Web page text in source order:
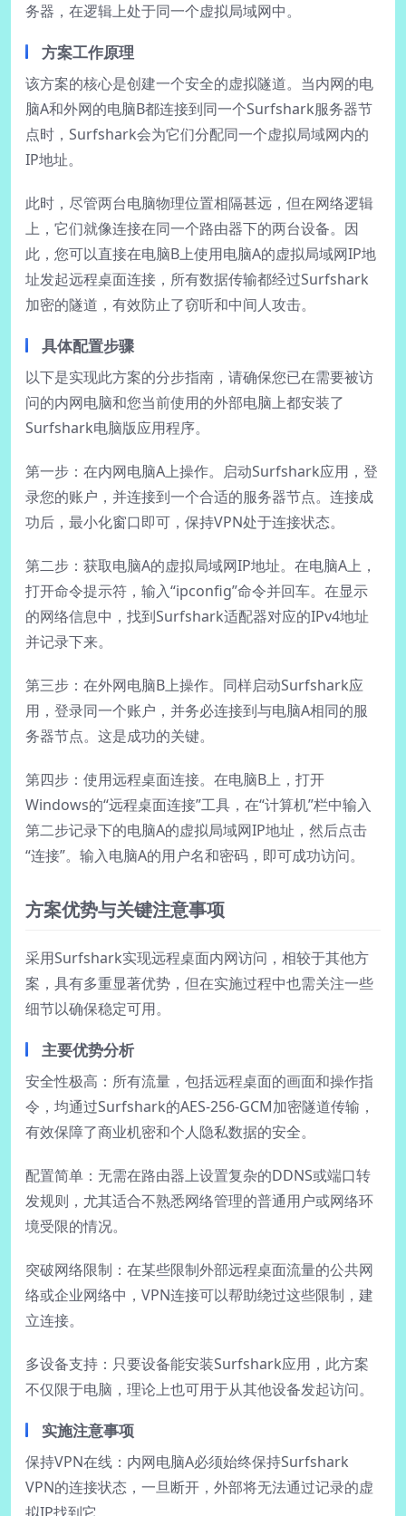
务器，在逻辑上处于同一个虚拟局域网中。
方案工作原理
该方案的核心是创建一个安全的虚拟隧道。当内网的电
脑A和外网的电脑B都连接到同一个Surfshark服务器节
点时，Surfshark会为它们分配同一个虚拟局域网内的
IP地址。
此时，尽管两台电脑物理位置相隔甚远，但在网络逻辑
上，它们就像连接在同一个路由器下的两台设备。因
此，您可以直接在电脑B上使用电脑A的虚拟局域网IP地
址发起远程桌面连接，所有数据传输都经过Surfshark
加密的隧道，有效防止了窃听和中间人攻击。
具体配置步骤
以下是实现此方案的分步指南，请确保您已在需要被访
问的内网电脑和您当前使用的外部电脑上都安装了
Surfshark电脑版应用程序。
第一步：在内网电脑A上操作。启动Surfshark应用，登
录您的账户，并连接到一个合适的服务器节点。连接成
功后，最小化窗口即可，保持VPN处于连接状态。
第二步：获取电脑A的虚拟局域网IP地址。在电脑A上，
打开命令提示符，输入“ipconfig”命令并回车。在显示
的网络信息中，找到Surfshark适配器对应的IPv4地址
并记录下来。
第三步：在外网电脑B上操作。同样启动Surfshark应
用，登录同一个账户，并务必连接到与电脑A相同的服
务器节点。这是成功的关键。
第四步：使用远程桌面连接。在电脑B上，打开
Windows的“远程桌面连接”工具，在“计算机”栏中输入
第二步记录下的电脑A的虚拟局域网IP地址，然后点击
“连接”。输入电脑A的用户名和密码，即可成功访问。
方案优势与关键注意事项
采用Surfshark实现远程桌面内网访问，相较于其他方
案，具有多重显著优势，但在实施过程中也需关注一些
细节以确保稳定可用。
主要优势分析
安全性极高：所有流量，包括远程桌面的画面和操作指
令，均通过Surfshark的AES-256-GCM加密隧道传输，
有效保障了商业机密和个人隐私数据的安全。
配置简单：无需在路由器上设置复杂的DDNS或端口转
发规则，尤其适合不熟悉网络管理的普通用户或网络环
境受限的情况。
突破网络限制：在某些限制外部远程桌面流量的公共网
络或企业网络中，VPN连接可以帮助绕过这些限制，建
立连接。
多设备支持：只要设备能安装Surfshark应用，此方案
不仅限于电脑，理论上也可用于从其他设备发起访问。
实施注意事项
保持VPN在线：内网电脑A必须始终保持Surfshark
VPN的连接状态，一旦断开，外部将无法通过记录的虚